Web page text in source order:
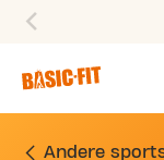
Andere